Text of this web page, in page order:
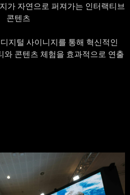
가 자연으로 퍼져가는 인터랙티브
콘텐츠
지털 사이니지를 통해 혁신적인
와 콘텐츠 체험을 효과적으로 연출